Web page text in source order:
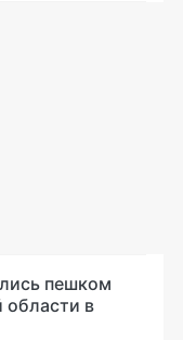
пешком
области в